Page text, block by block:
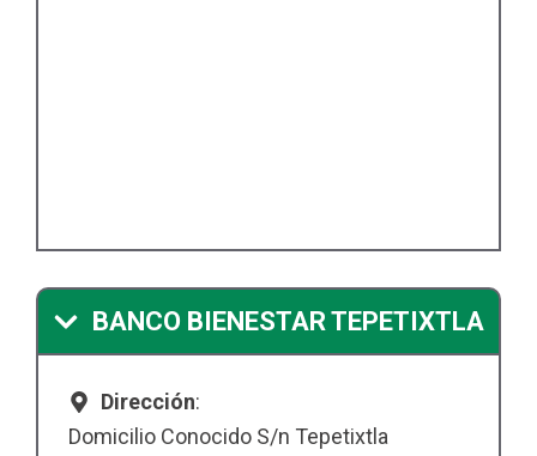
BANCO BIENESTAR TEPETIXTLA
Dirección:
Domicilio Conocido S/n Tepetixtla